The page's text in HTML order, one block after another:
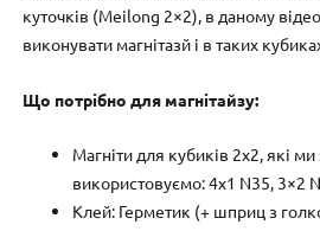
куточків (Meilong 2×2), в даному
виконувати магнітазй і в таких
Що потрібно для магнітайзу:
Магніти для кубиків 2х2, які
використовуємо: 4х1 N35, 3×2
Клей: Герметик (+ шприц з